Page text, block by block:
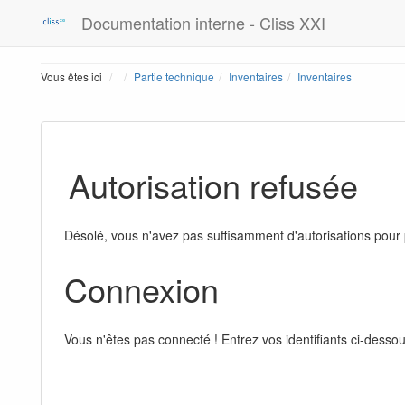
Documentation interne - Cliss XXI
Vous êtes ici HomePartie technique Inventaires Inventaires
Autorisation refusée
Désolé, vous n'avez pas suffisamment d'autorisations
Connexion
Vous n'êtes pas connecté ! Entrez vos identifiants ci-